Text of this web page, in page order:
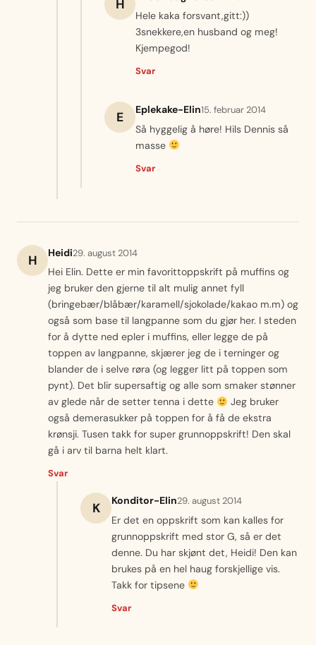
H
Hele kaka forsvant,gitt:))
3snekkere,en husband og meg!
Kjempegod!
Svar
E Eplekake-Elin15. februar 2014
Så hyggelig å høre! Hils Dennis så
masse
Svar
H Heidi29. august 2014
Hei Elin. Dette er min favorittoppskrift på muffins og
jeg bruker den gjerne til alt mulig annet fyll
(bringebær/blåbær/karamell/sjokolade/kakao m.m) og
også som base til langpanne som du gjør her. I steden
for å dytte ned epler i muffins, eller legge de på
toppen av langpanne, skjærer jeg de i terninger og
blander de i selve røra (og legger litt på toppen som
pynt). Det blir supersaftig og alle som smaker stønner
av glede når de setter tenna i dette
Jeg bruker
også demerasukker på toppen for å få de ekstra
krønsji. Tusen takk for super grunnoppskrift! Den skal
gå i arv til barna helt klart.
Svar
K Konditor-Elin29. august 2014
Er det en oppskrift som kan kalles for
grunnoppskrift med stor G, så er det
denne. Du har skjønt det, Heidi! Den kan
brukes på en hel haug forskjellige vis.
Takk for tipsene
Svar